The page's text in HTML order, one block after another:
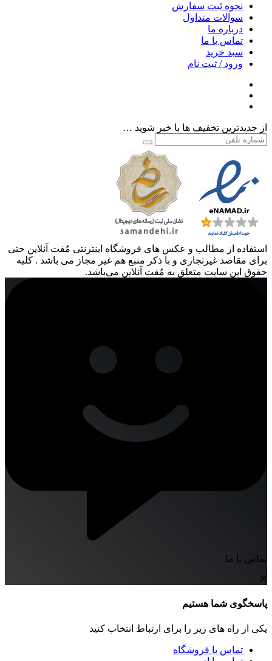
نحوه ثبت سفارش
سوالات متداول
درباره ما
تماس با ما
سبد خرید
ورود / ثبت نام
از جدیدترین تخفیف ها با خبر شوید …
استفاده از مطالب و عکس های فروشگاه اینترنتی مُفت آنلاین حتی
برای مقاصد غیرتجاری و با ذکر منبع هم غیر مجاز می باشد . کلیه
حقوق این سایت متعلق به مُفت آنلاین می‌باشد.
تماس با ما
پاسخگوی شما هستیم
یکی از راه های زیر را برای ارتباط انتخاب کنید
تماس با فروشگاه